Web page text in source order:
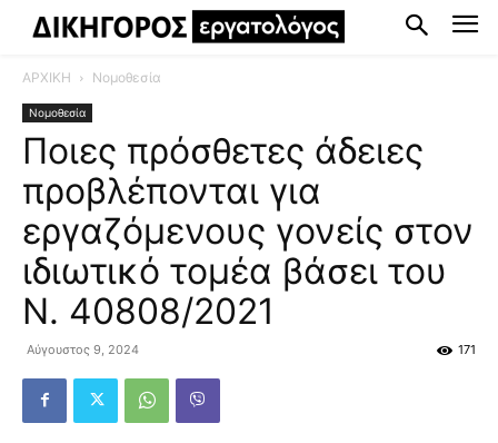
ΑΡΧΙΚΗ Νομοθεσία
Νομοθεσία
Ποιες πρόσθετες άδειες
προβλέπονται για
εργαζόμενους γονείς στον
ιδιωτικό τομέα βάσει του
Ν. 40808/2021
Αύγουστος 9, 2024 171